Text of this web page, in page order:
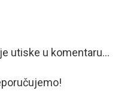
utiske u komentaru…